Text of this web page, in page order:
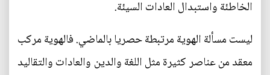
الخاطئة واستبدال العادات السيئة.
ليست مسألة الهوية مرتبطة حصريا بالماضي. فالهوية مركب
معقد من عناصر كثيرة مثل اللغة والدين والعادات والتقاليد